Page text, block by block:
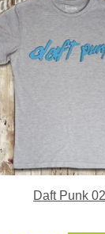
Daft Punk 02